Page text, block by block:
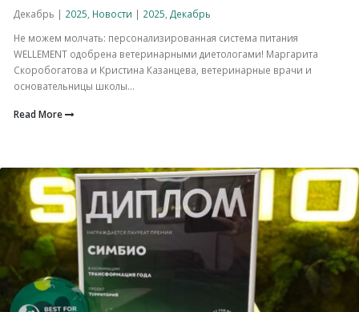
Декабрь | 2025 Новости | 2025 Декабрь
Не можем молчать: персонализированная система питания
WELLEMENT одобрена ветеринарными диетологами! Маргарита
Скоробогатова и Кристина Казанцева, ветеринарные врачи и
основательницы школы...
Read More